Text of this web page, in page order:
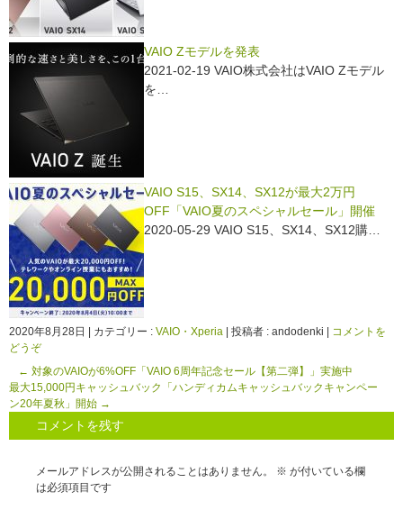
VAIO Zモデルを発表
2021-02-19 VAIO株式会社はVAIO Zモデル
を…
VAIO S15、SX14、SX12が最大2万円
OFF「VAIO夏のスペシャルセール」開催
2020-05-29 VAIO S15、SX14、SX12購…
2020年8月28日 カテゴリー : VAIO・Xperia 投稿者 : andodenki
コメントを
どうぞ
← 対象のVAIOが6%OFF「VAIO 6周年記念セール【第二弾】」実施中
最大15,000円キャッシュバック「ハンディカムキャッシュバックキャンペー
ン20年夏秋」開始 →
コメントを残す
メールアドレスが公開されることはありません。 ※ が付いている欄
は必須項目です